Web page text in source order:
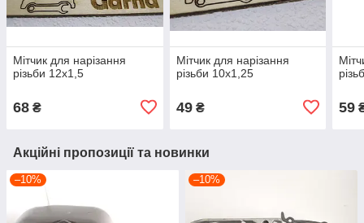
Мітчик для нарізання
різьби 12х1,5
68 ₴
Мітчик для нарізання
різьби 10х1,25
49₴ 59
Акційні пропозиції та новинки
–10% –10%